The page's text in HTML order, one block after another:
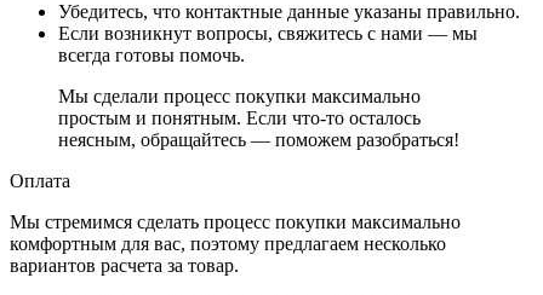
Убедитесь, что контактные данные указаны правильно.
Если возникнут вопросы, свяжитесь с нами — мы
всегда готовы помочь.
Мы сделали процесс покупки максимально
простым и понятным. Если что-то осталось
неясным, обращайтесь — поможем разобраться!
Оплата
Мы стремимся сделать процесс покупки максимально
комфортным для вас, поэтому предлагаем несколько
вариантов расчета за товар.